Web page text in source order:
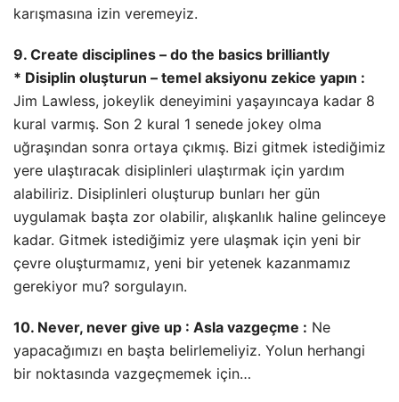
karışmasına izin veremeyiz.
9. Create disciplines – do the basics brilliantly
* Disiplin oluşturun – temel aksiyonu zekice yapın :
Jim Lawless, jokeylik deneyimini yaşayıncaya kadar 8
kural varmış. Son 2 kural 1 senede jokey olma
uğraşından sonra ortaya çıkmış. Bizi gitmek istediğimiz
yere ulaştıracak disiplinleri ulaştırmak için yardım
alabiliriz. Disiplinleri oluşturup bunları her gün
uygulamak başta zor olabilir, alışkanlık haline gelinceye
kadar. Gitmek istediğimiz yere ulaşmak için yeni bir
çevre oluşturmamız, yeni bir yetenek kazanmamız
gerekiyor mu? sorgulayın.
10. Never, never give up : Asla vazgeçme : Ne
yapacağımızı en başta belirlemeliyiz. Yolun herhangi
bir noktasında vazgeçmemek için…